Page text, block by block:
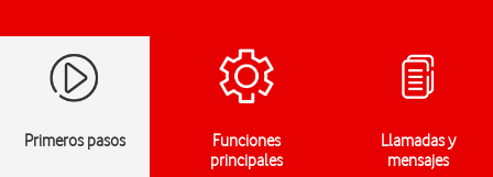
Primeros pasos
Funciones
principales
Llamadas y
mensajes